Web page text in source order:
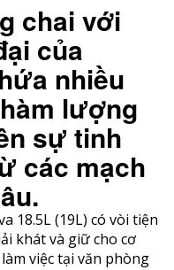
chai với
của
nhiều
lượng
sự tinh
các mạch
18.5L (19L) có vòi tiện
khát và giữ cho cơ
việc tại văn phòng